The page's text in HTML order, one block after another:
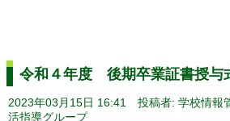
令和４年度 後期卒業証書授与
2023年03月15日 16:41 投稿者: 学校情報
活指導グループ